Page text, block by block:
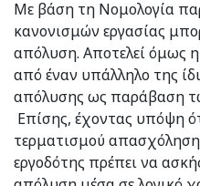
Με βάση τη Νομολογία
κανονισμών εργασίας
απόλυση. Αποτελεί όμως
από έναν υπάλληλο της
απόλυσης ως παράβαση
Επίσης, έχοντας υπόψη
τερματισμού
εργοδότης πρέπει να